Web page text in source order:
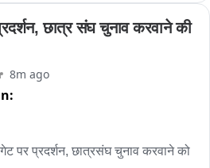
करीब 22 वर्षीय गगन पुत्र जगमीत सिंह
कि वह सैय्य্যदांवाली के सरकारी स्कूल में
के बाहर उसका कुछ विद्यार्थियों के साथ
चलते अगले दिन दूसरे पक्ष के विद्यार्थियों ने
लिया। इसकी जानकारी मिलने पर
पूरे घटनाक्रम से अवगत कराया। गगन के
को देखते हुए उसका भाई लवप्रीत दोनों
माहौल शांत करने के उद्देश्य से मौके पर
छात्र संघ चुनाव करवाने की
8m ago
पर प्रदर्शन, छात्रसंघ चुनाव करवाने को